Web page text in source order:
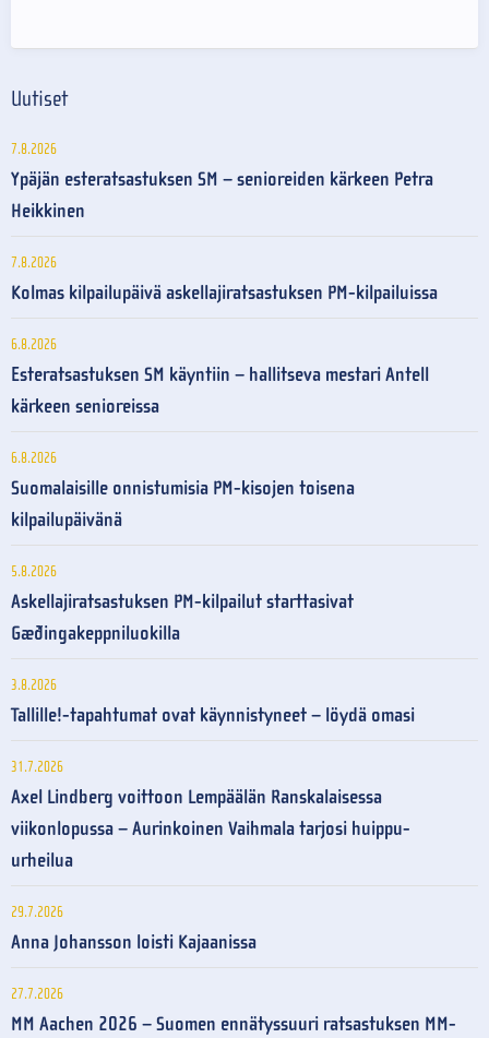
Uutiset
7.8.2026
Ypäjän esteratsastuksen SM – senioreiden kärkeen Petra
Heikkinen
7.8.2026
Kolmas kilpailupäivä askellajiratsastuksen PM-kilpailuissa
6.8.2026
Esteratsastuksen SM käyntiin – hallitseva mestari Antell
kärkeen senioreissa
6.8.2026
Suomalaisille onnistumisia PM-kisojen toisena
kilpailupäivänä
5.8.2026
Askellajiratsastuksen PM-kilpailut starttasivat
Gæðingakeppniluokilla
3.8.2026
Tallille!-tapahtumat ovat käynnistyneet – löydä omasi
31.7.2026
Axel Lindberg voittoon Lempäälän Ranskalaisessa
viikonlopussa – Aurinkoinen Vaihmala tarjosi huippu-
urheilua
29.7.2026
Anna Johansson loisti Kajaanissa
27.7.2026
MM Aachen 2026 – Suomen ennätyssuuri ratsastuksen MM-